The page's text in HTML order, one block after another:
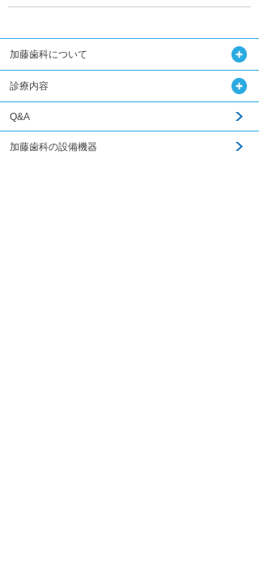
加藤歯科について
診療内容
Q&A
加藤歯科の設備機器